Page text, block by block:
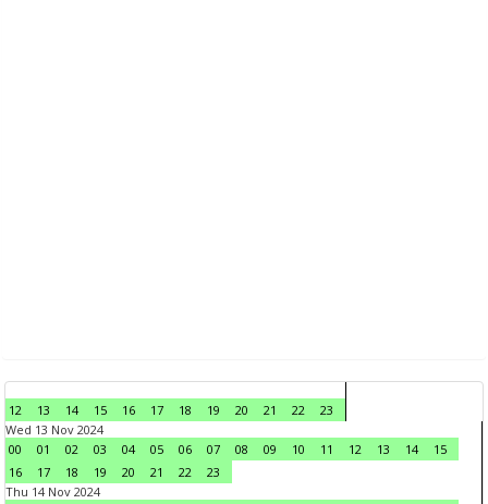
12 13 14 15 16 17 18 19 20 21 22
23
Wed 13 Nov 2024
00
01 02 03 04 05 06 07 08 09 10 11 12 13 14
15
16
17 18 19 20 21 22
23
Thu 14 Nov 2024